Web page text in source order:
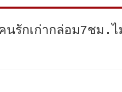
รักเก่ากล่อม7ชม.